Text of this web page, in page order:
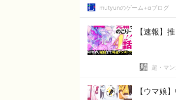
mutyunのゲーム+αブログ
【速報】
超・マ
【ウマ娘